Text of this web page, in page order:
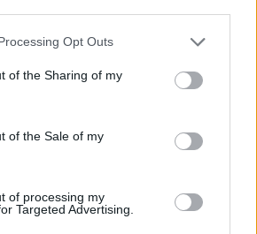
website/app uses one or more Google
or usage behaviour. You may click to
to Google and its third-party tags to
specified purposes in below Google
Opt Outs
of the Sharing of my
of the Sale of my
of processing my
Targeted Advertising.
prossimo ciclo di
Vitali
Vitali ha coordinato la copertura
sostenendo la linea editoriale sulla
fiscale. Capo redattore
porta in redazione un tratto